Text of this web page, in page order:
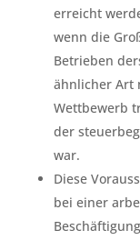
erreicht
wenn die
Betrieben
ähnlicher Art
Wettbewerb
der
war.
Diese
bei einer